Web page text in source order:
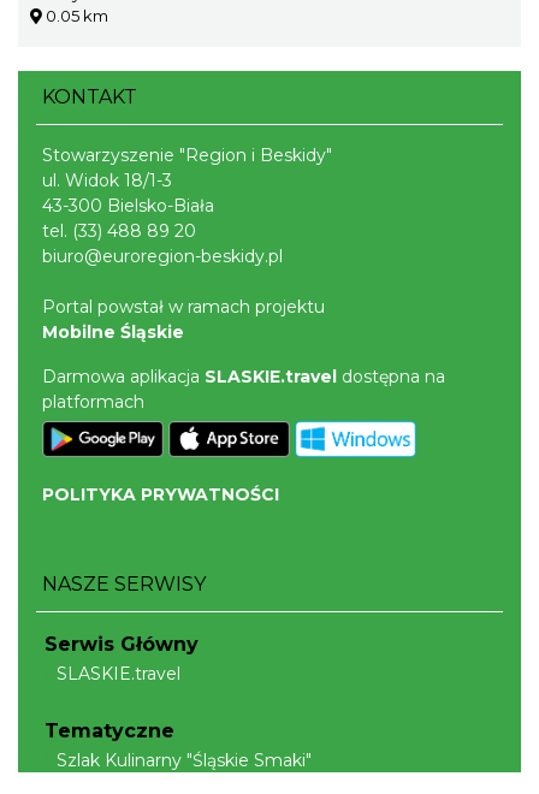
0.05 km
KONTAKT
Stowarzyszenie "Region i Beskidy"
ul. Widok 18/1-3
43-300 Bielsko-Biała
tel. (33) 488 89 20
biuro@euroregion-beskidy.pl
Portal powstał w ramach projektu
Mobilne Śląskie
Darmowa aplikacja SLASKIE.travel dostępna na
platformach
POLITYKA PRYWATNOŚCI
NASZE SERWISY
Serwis Główny
SLASKIE.travel
Tematyczne
Szlak Kulinarny "Śląskie Smaki"